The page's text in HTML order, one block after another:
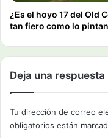
¿Es el hoyo 17 del Old
tan fiero como lo
Deja una respuesta
Tu dirección de correo
obligatorios están